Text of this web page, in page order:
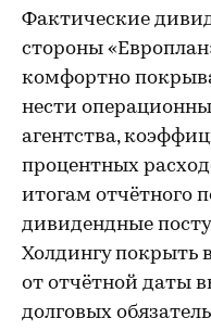
Фактические
стороны
комфортно
нести
агентства,
процентных
итогам отчётного
дивидендные
Холдингу покрыть
от отчётной даты
долговых